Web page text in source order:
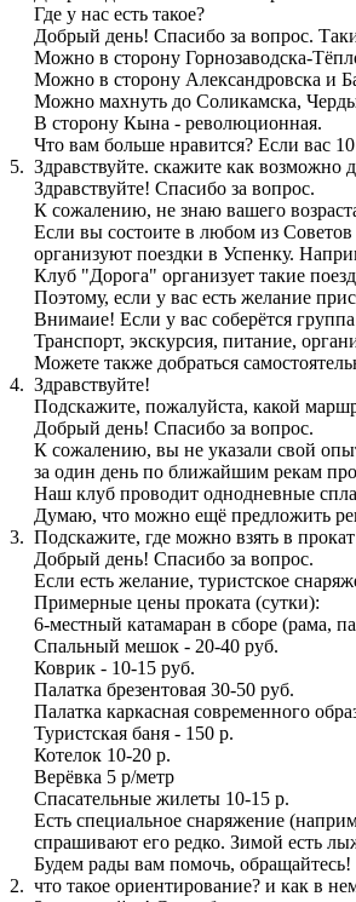
Где у нас есть такое?
Добрый день! Спасибо за вопрос.
Можно в сторону Горнозаводска-
Можно в сторону Александровска и
Можно махнуть до Соликамска,
В сторону Кына - революционная.
Что вам больше нравится? Если вас
5. Здравствуйте. скажите как возможно
Здравствуйте! Спасибо за вопрос.
К сожалению, не знаю вашего
Если вы состоите в любом из
организуют поездки в Успенку.
Клуб "Дорога" организует такие
Поэтому, если у вас есть желание
Внимаие! Если у вас соберётся
Транспорт, экскурсия, питание,
Можете также добраться
4. Здравствуйте!
Подскажите, пожалуйста, какой
Добрый день! Спасибо за вопрос.
К сожалению, вы не указали свой
за один день по ближайшим рекам
Наш клуб проводит однодневные
Думаю, что можно ещё предложить
3. Подскажите, где можно взять в
Добрый день! Спасибо за вопрос.
Если есть желание, туристское
Примерные цены проката (сутки):
6-местный катамаран в сборе (рама,
Спальный мешок - 20-40 руб.
Коврик - 10-15 руб.
Палатка брезентовая 30-50 руб.
Палатка каркасная современного
Туристская баня - 150 р.
Котелок 10-20 р.
Верёвка 5 р/метр
Спасательные жилеты 10-15 р.
Есть специальное снаряжение
спрашивают его редко. Зимой есть
Будем рады вам помочь, обращайтесь!
2. что такое ориентирование? и как в